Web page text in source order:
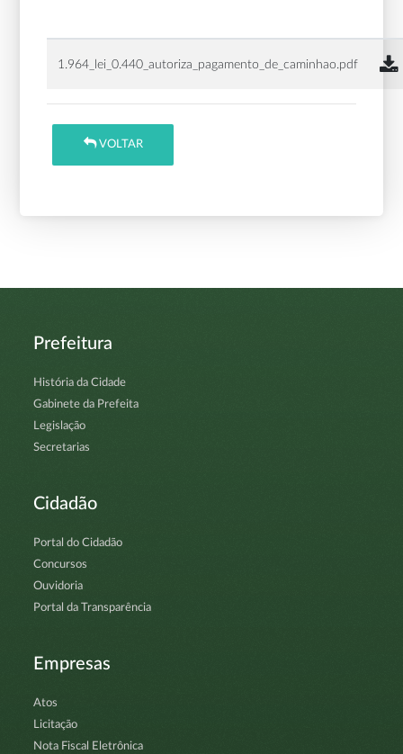
1.964_lei_0.440_autoriza_pagamento_de_caminhao.pdf
VOLTAR
Prefeitura
História da Cidade
Gabinete da Prefeita
Legislação
Secretarias
Cidadão
Portal do Cidadão
Concursos
Ouvidoria
Portal da Transparência
Empresas
Atos
Licitação
Nota Fiscal Eletrônica